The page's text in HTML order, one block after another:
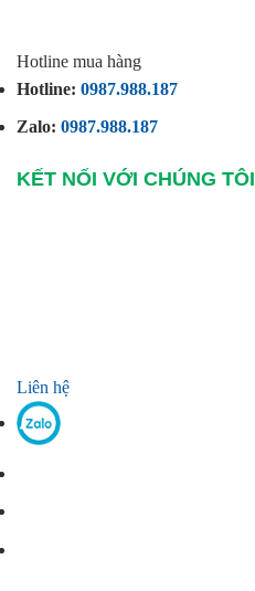
Hotline mua hàng
Hotline: 0987.988.187
Zalo: 0987.988.187
KẾT NỐI VỚI CHÚNG TÔI
Liên hệ